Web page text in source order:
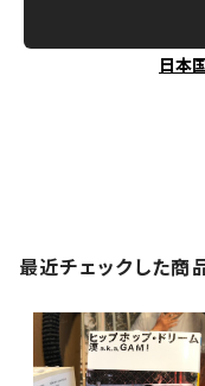
日本
最近チェックした商